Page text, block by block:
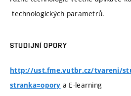
technologických parametrů.
STUDIJNÍ OPORY
http://ust.fme.vutbr.cz/tvareni/
stranka=opory a E-learning